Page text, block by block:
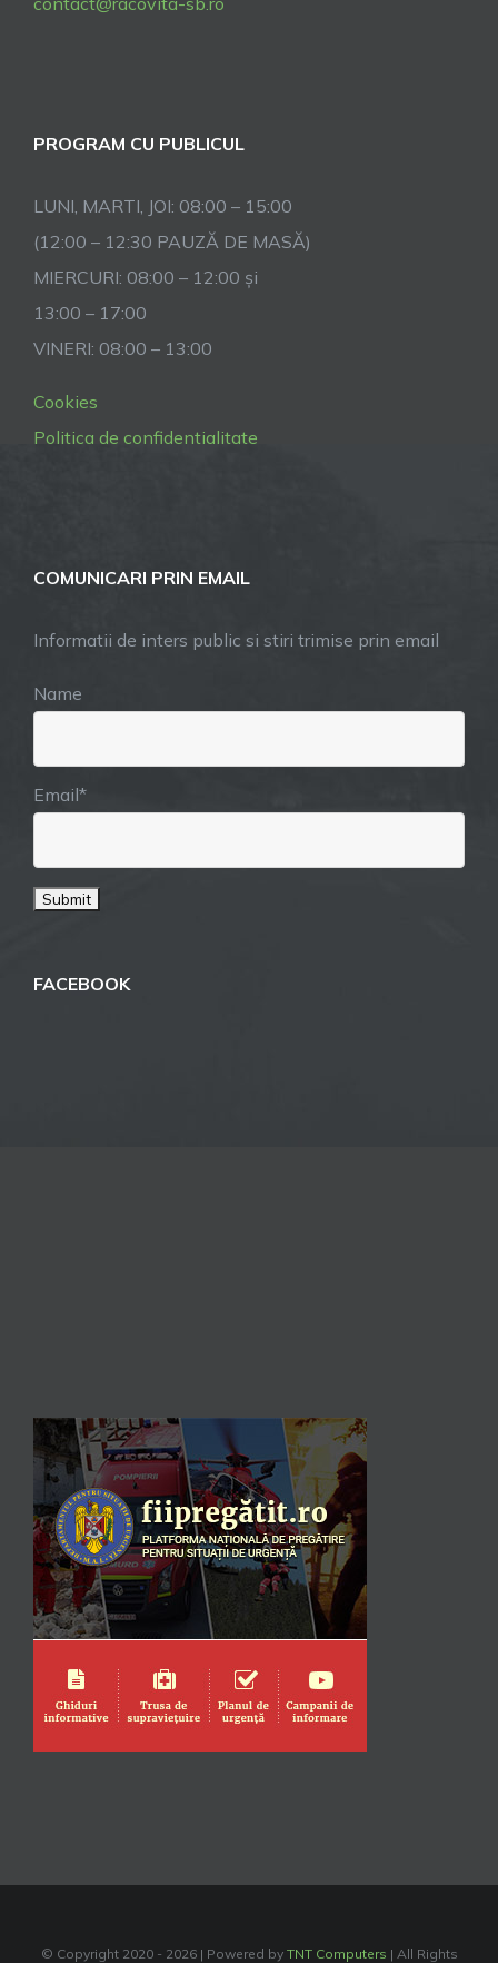
PROGRAM CU PUBLICUL
LUNI, MARTI, JOI: 08:00 – 15:00
(12:00 – 12:30 PAUZĂ DE MASĂ)
MIERCURI: 08:00 – 12:00 și
13:00 – 17:00
VINERI: 08:00 – 13:00
Cookies
Politica de confidentialitate
COMUNICARI PRIN EMAIL
Informatii de inters public si stiri trimise prin email
Name
Email*
FACEBOOK
© Copyright 2020 - 2026 | Powered by TNT Computers | All Rights